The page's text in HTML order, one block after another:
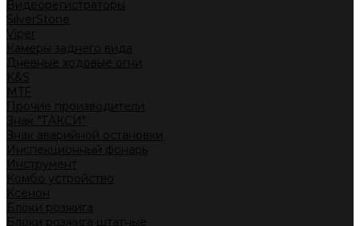
Видеорегистраторы
SilverStone
Viper
Камеры заднего вида
Дневные ходовые огни
K&S
MTF
Прочие производители
Знак "ТАКСИ"
Знак аварийной остановки
Инспекционный фонарь
Инструмент
Комбо устройство
Ксенон
Блоки розжига
Блоки розжига штатные